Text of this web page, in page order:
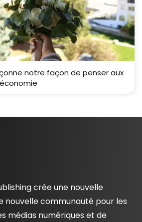
notre façon de penser aux
crée une nouvelle
nouvelle communauté pour les
médias numériques et de